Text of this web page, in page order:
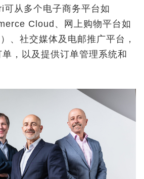
从多个电子商务平台如
Cloud、网上购物平台如
、社交媒体及电邮推广平台，
，以及提供订单管理系统和